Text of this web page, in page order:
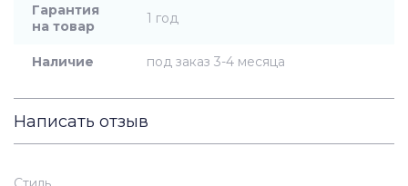
Гарантия
на товар
1 год
Наличие под заказ 3-4 месяца
Написать отзыв